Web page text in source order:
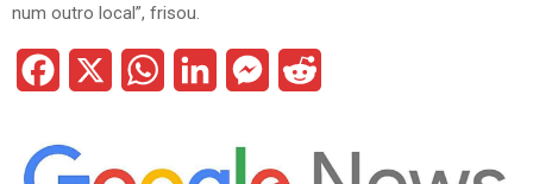
num outro local”, frisou.
c
M
d